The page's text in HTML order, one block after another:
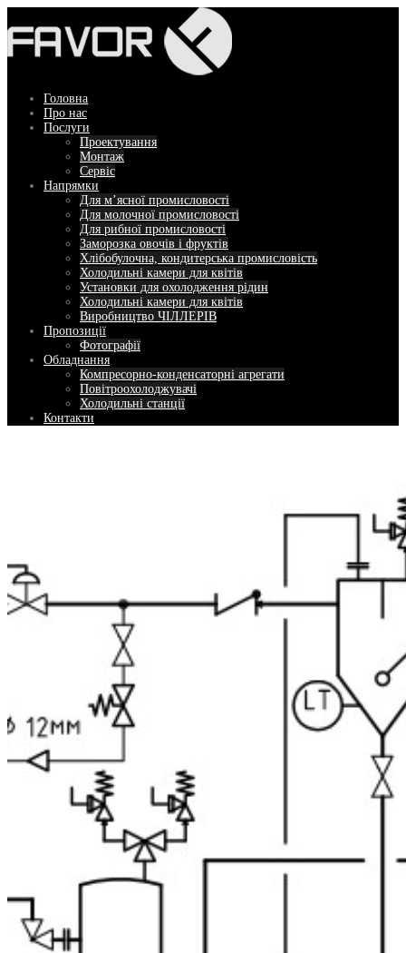
до
вмісту
Головна
Про нас
Послуги
Проектування
Монтаж
Сервіс
Напрямки
Для м’ясної промисловості
Для молочної промисловості
Для рибної промисловості
Заморозка овочів і фруктів
Хлібобулочна, кондитерська промисловість
Холодильні камери для квітів
Установки для охолодження рідин
Холодильні камери для квітів
Виробництво ЧІЛЛЕРІВ
Пропозиції
Фотографії
Обладнання
Компресорно-конденсаторні агрегати
Повітроохолоджувачі
Холодильні станції
Контакти